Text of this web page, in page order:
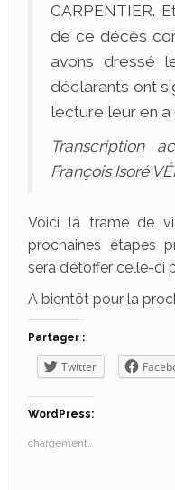
CARPENTIER.
de ce décès
avons dressé
déclarants ont
lecture leur en a
Transcription
François Isoré
Voici la trame de
prochaines étapes
sera d’étoffer celle-ci
A bientôt pour la
Partager :
Twitter
WordPress:
chargement…